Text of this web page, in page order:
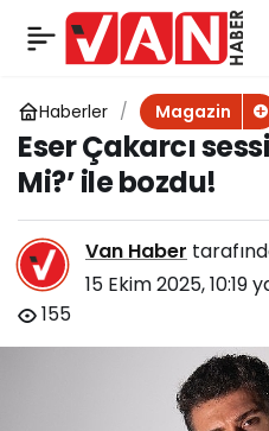
Haberler Magazin
Eser Çakarcı
Mi?’ ile bozdu!
Van Haber
15 Ekim 2025, 10:19
155
Dr. Ayşenur Gök’ten
duygusal bir çıkış
daha